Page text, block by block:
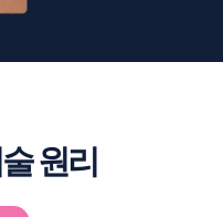
원리